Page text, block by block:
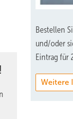
Bestellen
und/oder
Eintrag für
Weitere